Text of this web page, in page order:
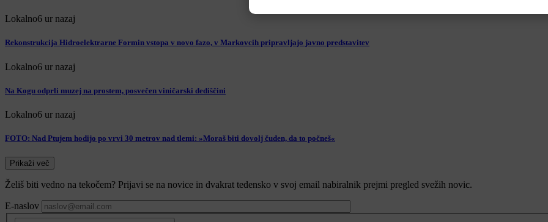
Lokalno6 ur nazaj
Rekonstrukcija Hidroelektrarne Formin vstopa v novo fazo, v Markovcih pripravljajo javno predstavitev
Lokalno6 ur nazaj
Na Kogu odprli muzej na prostem, posvečen viničarski dediščini
Lokalno6 ur nazaj
FOTO: Nad Ptujem hodijo po vrvi 30 metrov nad tlemi: »Moraš biti dovolj čuden, da to počneš«
Prikaži več
Želiš biti vedno na tekočem? Prijavi se na novice in dvakrat tedensko v svoj email nabiralnik prejmi pregled svežih novic.
E-naslov